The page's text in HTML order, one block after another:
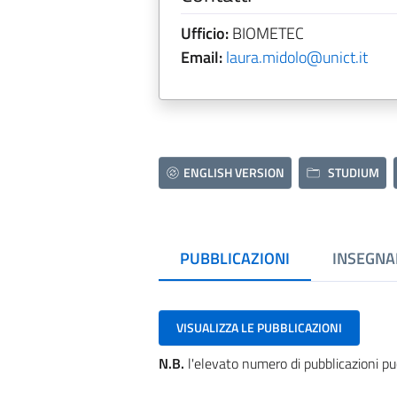
Ufficio:BIOMETEC
Email:laura.midolo@unict.it
ENGLISH VERSION STUDIUM
PUBBLICAZIONI
VISUALIZZA LE PUBBLICAZIONI
N.B. l'elevato numero di pubblicazioni